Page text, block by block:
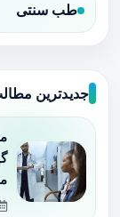
طب سنتی
جدیدترین